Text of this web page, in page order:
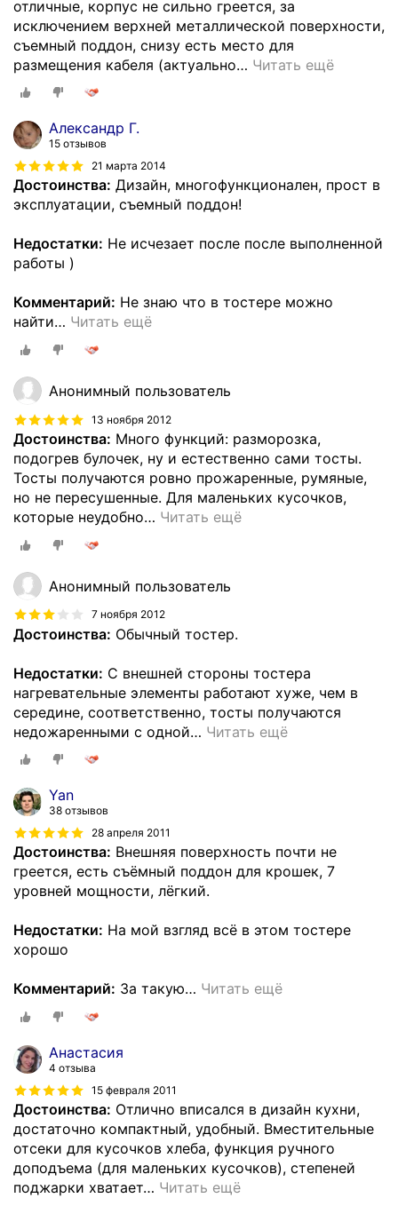
отличные, корпус не сильно греется, за
исключением верхней металлической поверхности,
съемный поддон, снизу есть место для
размещения кабеля (актуально… Читать ещё
Александр Г.
15 отзывов
21 марта 2014
Достоинства: Дизайн, многофункционален, прост в
эксплуатации, съемный поддон!
Недостатки: Не исчезает после после выполненной
работы )
Комментарий: Не знаю что в тостере можно
найти… Читать ещё
Анонимный пользователь
13 ноября 2012
Достоинства: Много функций: разморозка,
подогрев булочек, ну и естественно сами тосты.
Тосты получаются ровно прожаренные, румяные,
но не пересушенные. Для маленьких кусочков,
которые неудобно… Читать ещё
Анонимный пользователь
7 ноября 2012
Достоинства: Обычный тостер.
Недостатки: С внешней стороны тостера
нагревательные элементы работают хуже, чем в
середине, соответственно, тосты получаются
недожаренными с одной… Читать ещё
Yan
38 отзывов
28 апреля 2011
Достоинства: Внешняя поверхность почти не
греется, есть съёмный поддон для крошек, 7
уровней мощности, лёгкий.
Недостатки: На мой взгляд всё в этом тостере
хорошо
Комментарий: За такую… Читать ещё
Анастасия
4 отзыва
15 февраля 2011
Достоинства: Отлично вписался в дизайн кухни,
достаточно компактный, удобный. Вместительные
отсеки для кусочков хлеба, функция ручного
доподъема (для маленьких кусочков), степеней
поджарки хватает… Читать ещё